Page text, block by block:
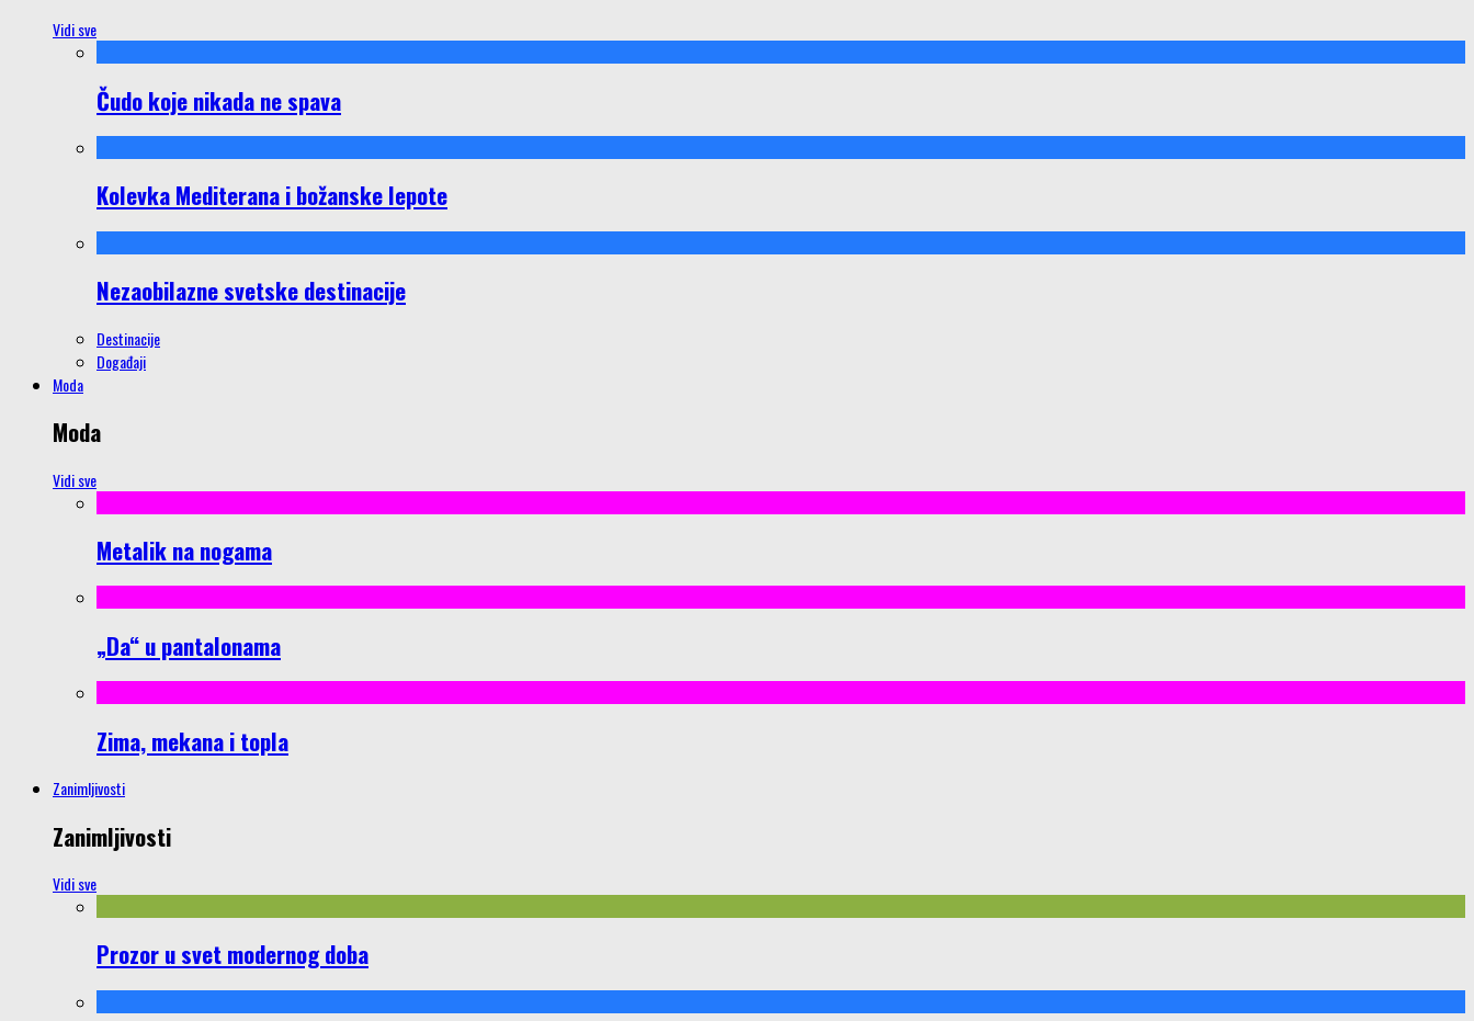
Vidi sve
Čudo koje nikada ne spava
Kolevka Mediterana i božanske lepote
Nezaobilazne svetske destinacije
Destinacije
Događaji
Moda
Moda
Vidi sve
Metalik na nogama
„Da“ u pantalonama
Zima, mekana i topla
Zanimljivosti
Zanimljivosti
Vidi sve
Prozor u svet modernog doba